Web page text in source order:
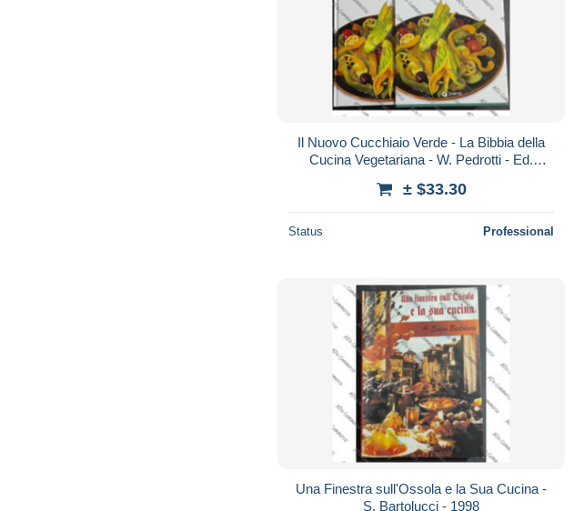
Il Nuovo Cucchiaio Verde - La Bibbia della
Cucina Vegetariana - W. Pedrotti - Ed.
± $33.30
Status Professional
Una Finestra sull'Ossola e la Sua Cucina -
S. Bartolucci - 1998